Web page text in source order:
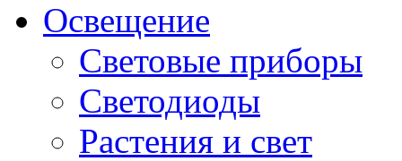
Освещение
Световые приборы
Светодиоды
Растения и свет